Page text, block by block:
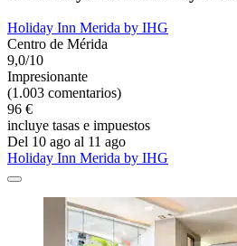
Holiday Inn Merida by IHG
Centro de Mérida
9,0/10
Impresionante
(1.003 comentarios)
96 €
incluye tasas e impuestos
Del 10 ago al 11 ago
Holiday Inn Merida by IHG